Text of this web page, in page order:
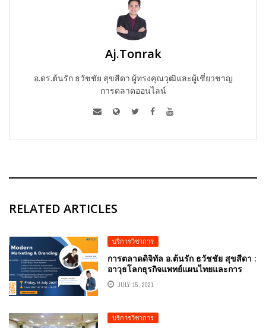
Aj.Tonrak
อ.ดร.ต้นรัก ธวัชชัย สุขสีดา ผู้ทรงคุณวุฒิและผู้เชี่ยวชาญ
การตลาดออนไลน์
RELATED ARTICLES
บริการวิชาการ
การตลาดดิจิทัล อ.ต้นรัก ธวัชชัย สุขสีดา :
อาวุธโลกธุรกิจแพทย์แผนไทยและการ
แพทย์ทางเลือกในยุค “NEXT NORMAL”
JULY 15, 2021
บริการวิชาการ